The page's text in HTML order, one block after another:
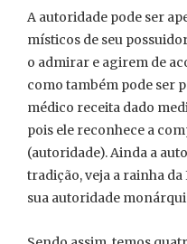
A autoridade pode ser
místicos de seu
o admirar e agirem de
como também pode ser
médico receita dado
pois ele reconhece a
(autoridade). Ainda a
tradição, veja a rainha
sua autoridade